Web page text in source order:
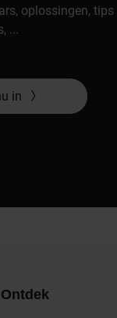
oplossingen, tips
...
in
Ontdek